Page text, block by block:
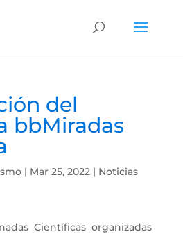
del
bbMiradas
| Mar 25, 2022| Noticias
Científicas organizadas